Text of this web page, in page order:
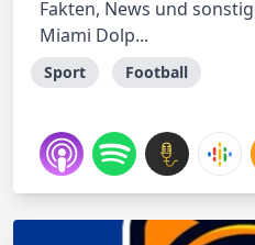
Fakten, News und
Miami Dolp...
Sport Football